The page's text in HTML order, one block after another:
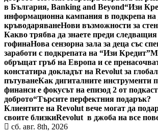
в България, Banking and Beyond“Изи
информационна кампания в подкрепа на
кръводаряванеНови възможности за
Какво трябва да знаете преди
гофинаНова сензорна зала за деца със
заработи с подкрепата на “Изи Кредит”
обръщат гръб на Европа и се
констатира докладът на Revolut за
пътуванеКак дигиталните инструменти
финанси е фокусът на епизод 2 от
доброто“Търсите перфектния подарък?
Клиентите на Revolut вече могат да
своите близкиRevolut в джоба на все
сб. авг. 8th, 2026